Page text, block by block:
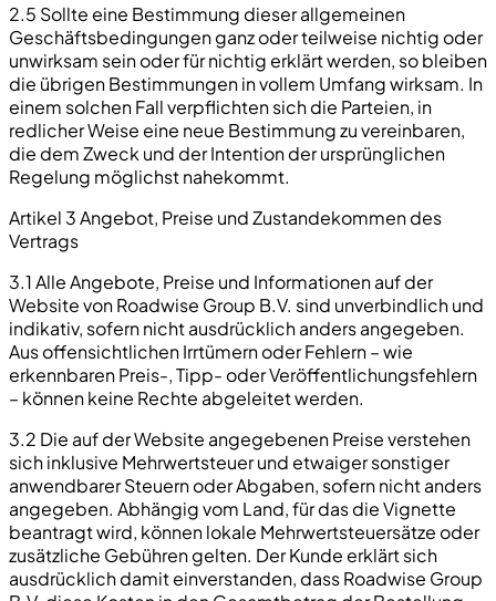
2.5 Sollte eine Bestimmung dieser allgemeinen
Geschäftsbedingungen ganz oder teilweise nichtig oder
unwirksam sein oder für nichtig erklärt werden, so bleiben
die übrigen Bestimmungen in vollem Umfang wirksam. In
einem solchen Fall verpflichten sich die Parteien, in
redlicher Weise eine neue Bestimmung zu vereinbaren,
die dem Zweck und der Intention der ursprünglichen
Regelung möglichst nahekommt.
Artikel 3 Angebot, Preise und Zustandekommen des
Vertrags
3.1 Alle Angebote, Preise und Informationen auf der
Website von Roadwise Group B.V. sind unverbindlich und
indikativ, sofern nicht ausdrücklich anders angegeben.
Aus offensichtlichen Irrtümern oder Fehlern – wie
erkennbaren Preis-, Tipp- oder Veröffentlichungsfehlern
– können keine Rechte abgeleitet werden.
3.2 Die auf der Website angegebenen Preise verstehen
sich inklusive Mehrwertsteuer und etwaiger sonstiger
anwendbarer Steuern oder Abgaben, sofern nicht anders
angegeben. Abhängig vom Land, für das die Vignette
beantragt wird, können lokale Mehrwertsteuersätze oder
zusätzliche Gebühren gelten. Der Kunde erklärt sich
ausdrücklich damit einverstanden, dass Roadwise Group